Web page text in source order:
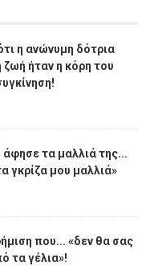
η ανώνυμη δότρια
ήταν η κόρη του
τα μαλλιά της...
γκρίζα μου μαλλιά»
που... «δεν θα σας
τα γέλια»!